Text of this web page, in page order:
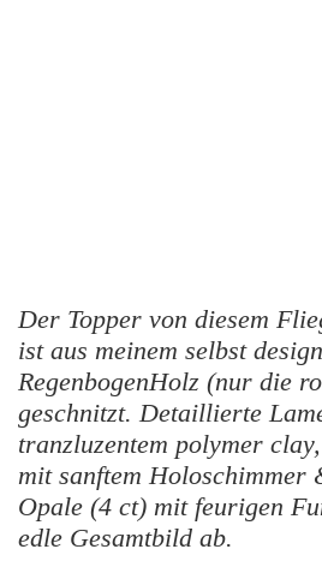
Der Topper von diesem
ist aus meinem selbst
RegenbogenHolz (nur die
geschnitzt. Detaillierte
tranzluzentem polymer
mit sanftem Holoschimmer
Opale (4 ct) mit feurigen
edle Gesamtbild ab.